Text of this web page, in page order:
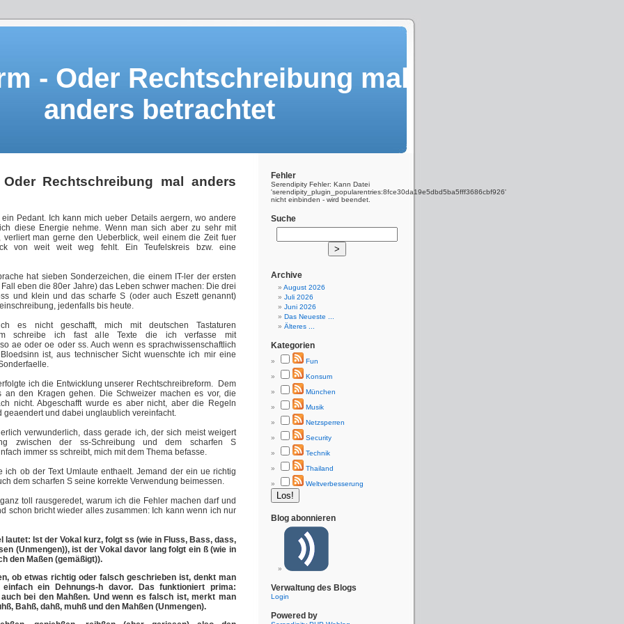
- Oder Rechtschreibung mal
anders betrachtet
Rechtschreibung mal anders
Pedant. Ich kann mich ueber Details aergern, wo andere
diese Energie nehme. Wenn man sich aber zu sehr mit
verliert man gerne den Ueberblick, weil einem die Zeit fuer
von weit weit weg fehlt. Ein Teufelskreis bzw. eine
hat sieben Sonderzeichen, die einem IT-ler der ersten
eben die 80er Jahre) das Leben schwer machen: Die drei
und klein und das scharfe S (oder auch Eszett genannt)
jedenfalls bis heute.
es nicht geschafft, mich mit deutschen Tastaturen
schreibe ich fast alle Texte die ich verfasse mit
ae oder oe oder ss. Auch wenn es sprachwissenschaftlich
ist, aus technischer Sicht wuenschte ich mir eine
ich die Entwicklung unserer Rechtschreibreform. Dem
an den Kragen gehen. Die Schweizer machen es vor, die
nicht. Abgeschafft wurde es aber nicht, aber die Regeln
geaendert und dabei unglaublich vereinfacht.
verwunderlich, dass gerade ich, der sich meist weigert
zwischen der ss-Schreibung und dem scharfen S
immer ss schreibt, mich mit dem Thema befasse.
ich ob der Text Umlaute enthaelt. Jemand der ein ue richtig
dem scharfen S seine korrekte Verwendung beimessen.
toll rausgeredet, warum ich die Fehler machen darf und
schon bricht wieder alles zusammen: Ich kann wenn ich nur
lautet: Ist der Vokal kurz, folgt ss (wie in Fluss, Bass, dass,
(Unmengen)), ist der Vokal davor lang folgt ein ß (wie in
den Maßen (gemäßigt)).
ob etwas richtig oder falsch geschrieben ist, denkt man
ein Dehnungs-h davor. Das funktioniert prima:
bei den Mahßen. Und wenn es falsch ist, merkt man
Bahß, dahß, muhß und den Mahßen (Unmengen).
Fehler
Serendipity Fehler: Kann Datei
'serendipity_plugin_popularentries:8fce30da19e5dbd5ba5fff3686cbf926'
nicht einbinden - wird beendet.
Suche
Archive
August 2026
Juli 2026
Juni 2026
Das Neueste ...
Älteres ...
Kategorien
Fun
Konsum
München
Musik
Netzsperren
Security
Technik
Thailand
Weltverbesserung
Blog abonnieren
Verwaltung des Blogs
Login
Powered by